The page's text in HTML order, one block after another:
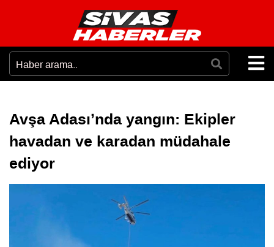
Avşa Adası’nda yangın: Ekipler
havadan ve karadan müdahale
ediyor